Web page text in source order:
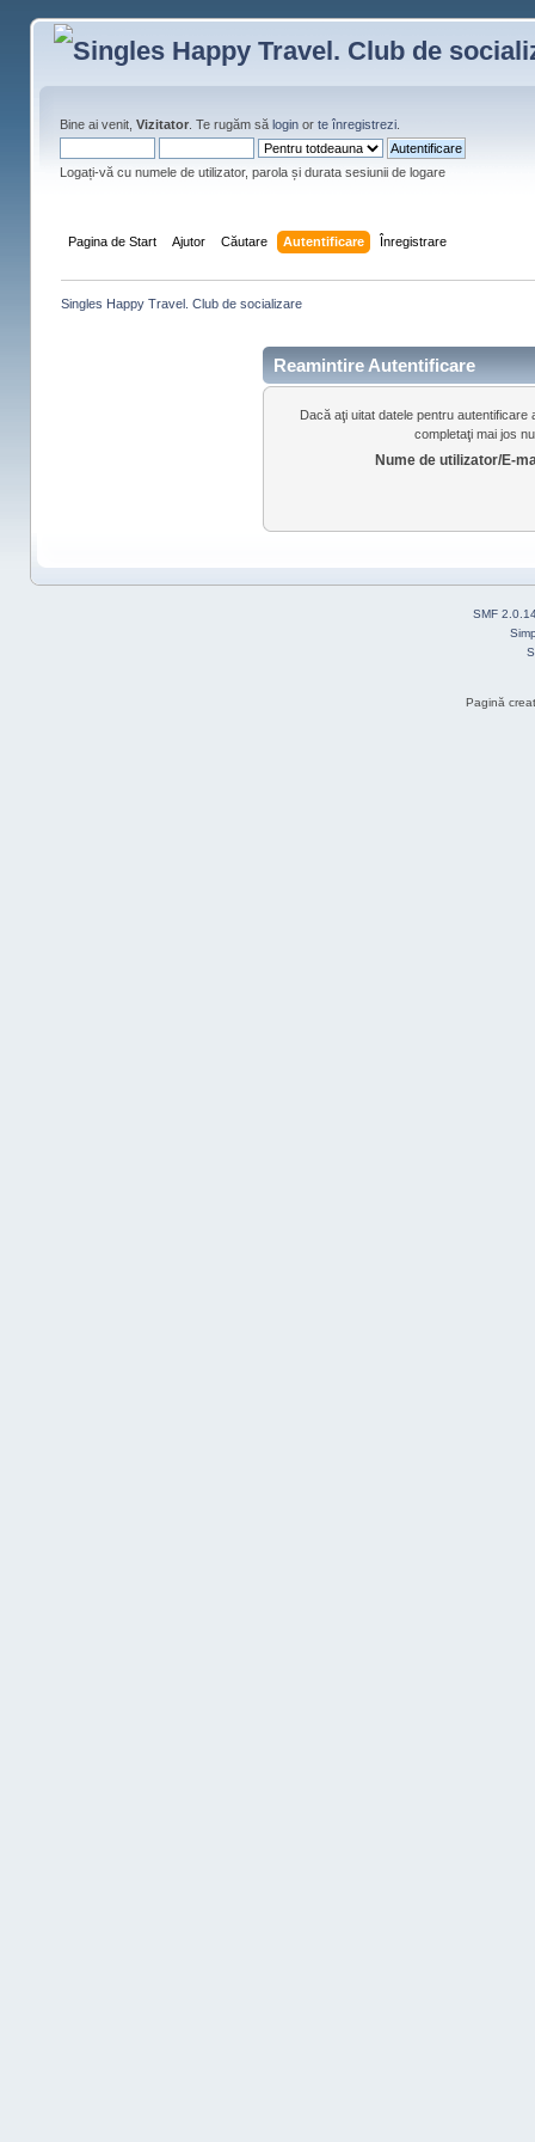
Bine ai venit, Vizitator. Te rugăm să loginor te înregistrezi.
Logați-vă cu numele de utilizator, parola și durata sesiunii de logare
Pagina de Start Ajutor Căutare Autentificare Înregistrare
Singles Happy Travel. Club de socializare
Reamintire Autentificare
Dacă aţi uitat datele pentru
completaţi mai jos
Nume de utilizator/E-
SMF
Pagină